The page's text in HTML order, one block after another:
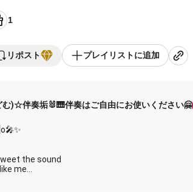
1
リポスト プレイリストに追加
む)☆伴奏垢🐰🎹伴奏はご自由にお使いください🤗
the sound
me